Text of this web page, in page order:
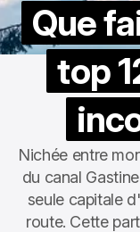
Que
top
Nichée entre
du canal
seule capitale
route. Cette